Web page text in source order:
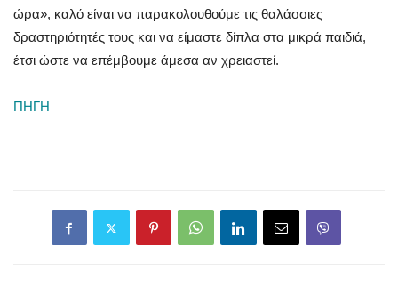
ώρα», καλό είναι να παρακολουθούμε τις θαλάσσιες
δραστηριότητές τους και να είμαστε δίπλα στα μικρά παιδιά,
έτσι ώστε να επέμβουμε άμεσα αν χρειαστεί.
ΠΗΓΗ